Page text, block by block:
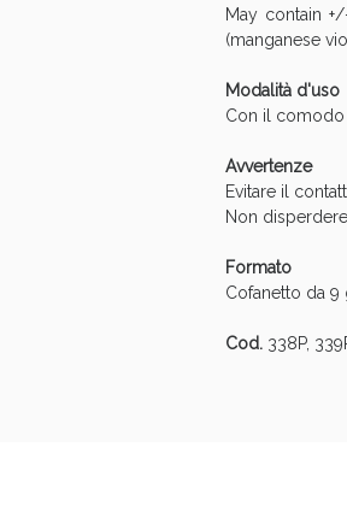
May contain
(manganese
Modalità d'uso
Con il comodo
Avvertenze
Evitare il
Non
Formato
Cofanetto da
Cod. 338P,